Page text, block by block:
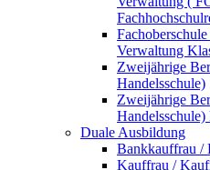
Verwaltung
Zweijährige
Handelsschule)
Zweijährige
Handelsschule)
Duale Ausbildung
Bankkauffrau /
Kauffrau /